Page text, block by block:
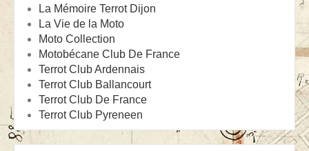
La Mémoire Terrot Dijon
La Vie de la Moto
Moto Collection
Motobécane Club De France
Terrot Club Ardennais
Terrot Club Ballancourt
Terrot Club De France
Terrot Club Pyreneen